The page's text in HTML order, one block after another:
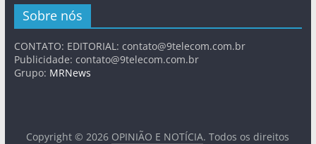
Sobre nós
CONTATO: EDITORIAL: contato@9telecom.com.br
Publicidade: contato@9telecom.com.br
Grupo: MRNews
Copyright © 2026 OPINIÃO E NOTÍCIA. Todos os direitos